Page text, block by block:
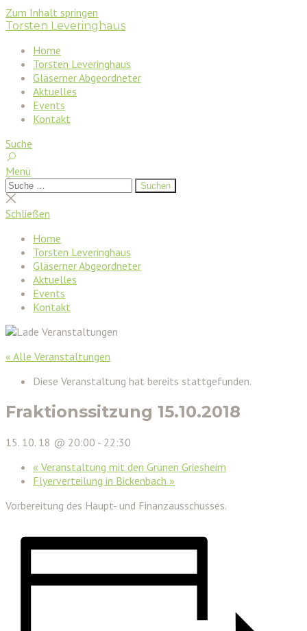
Zum Inhalt springen
Torsten Leveringhaus
Home
Torsten Leveringhaus
Gläserner Abgeordneter
Aktuelles
Events
Kontakt
Suche
Menü
Suchen
nach:
Suchen
Suche
schließen
Schließen
Home
Torsten Leveringhaus
Gläserner Abgeordneter
Aktuelles
Events
Kontakt
« Alle Veranstaltungen
Diese Veranstaltung hat bereits stattgefunden.
Fraktionssitzung 15.10.2018
15. 10. 18 @ 20:00 - 22:30
« Veranstaltung mit den Grünen Griesheim
Flyerverteilung in Bickenbach »
Vorbereitung des Haupt- und Finanzausschusses.